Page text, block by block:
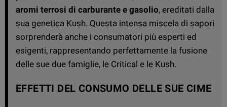
aromi terrosi di carburante e gasolio, ereditati dalla
sua genetica Kush. Questa intensa miscela di sapori
sorprenderà anche i consumatori più esperti ed
esigenti, rappresentando perfettamente la fusione
delle sue due famiglie, le Critical e le Kush.
EFFETTI DEL CONSUMO DELLE SUE CIME